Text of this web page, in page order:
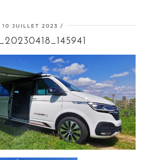
10 JUILLET 2023